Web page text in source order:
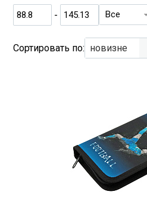
- Все
Сортировать по: новизне